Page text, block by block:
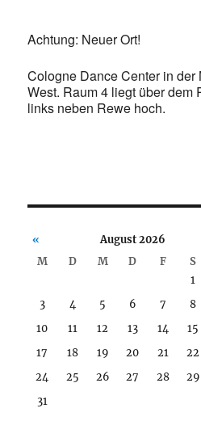
Achtung: Neuer Ort!
Cologne Dance Center in
West. Raum 4 liegt über dem
links neben Rewe hoch.
« August 2026
M
D M D F S
1
3
4 5 6 7 8
10
11 12 13 14 15
17
18 19 20 21 22
24
25 26 27 28 29
31